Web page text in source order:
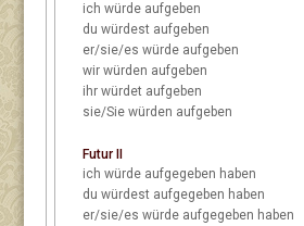
ich würde aufgeben
du würdest aufgeben
er/sie/es würde aufgeben
wir würden aufgeben
ihr würdet aufgeben
sie/Sie würden aufgeben
Futur II
ich
würde aufgegeben haben
du
würdest aufgegeben haben
er/sie/es
würde aufgegeben haben